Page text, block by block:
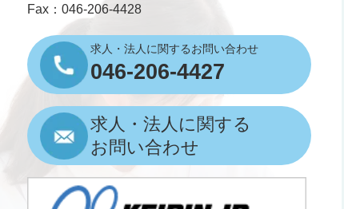
Fax：046-206-4428
求人・法人に関するお問い合わせ
046-206-4427
求人・法人に関する
お問い合わせ